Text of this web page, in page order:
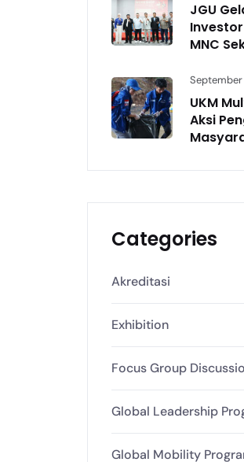
JGU
MNC
September
UKM
Aksi
Categories
Akreditasi
Exhibition
Focus Group
Global Leadership
Global Mobility